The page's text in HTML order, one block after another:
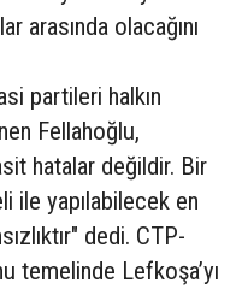
arasında olacağını
partileri halkın
Fellahoğlu,
hatalar değildir. Bir
ile yapılabilecek en
dedi. CTP-
temelinde Lefkoşa’yı